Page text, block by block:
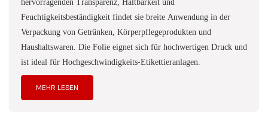
Feuchtigkeitsbeständigkeit findet sie breite Anwendung in der
Verpackung von Getränken, Körperpflegeprodukten und
Haushaltswaren. Die Folie eignet sich für hochwertigen Druck und
ist ideal für Hochgeschwindigkeits-Etikettieranlagen.
MEHR LESEN